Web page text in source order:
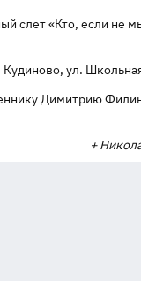
слет «Кто, если не
Кудиново, ул.
Димитрию
+